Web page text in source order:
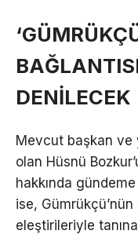
DENİLECEK
Mevcut başkan ve
olan Hüsnü
hakkında
ise,
eleştirileriyle